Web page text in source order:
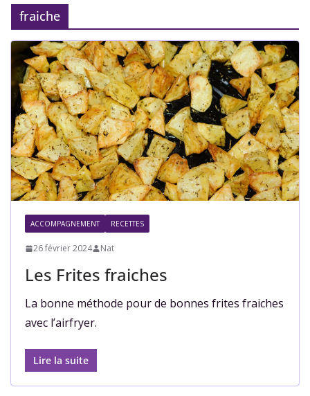
fraiche
ACCOMPAGNEMENT RECETTES
26 février 2024 Nat
Les Frites fraiches
La bonne méthode pour de bonnes frites fraiches
avec l’airfryer.
Lire la suite